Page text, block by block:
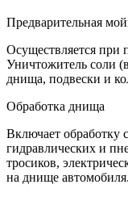
Предварительная
Осуществляется при
Уничтожитель соли
днища, подвески и
Обработка днища
Включает обработку
гидравлических и
тросиков,
на днище автомобиля.